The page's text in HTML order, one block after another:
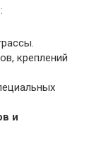
:
креплений
и